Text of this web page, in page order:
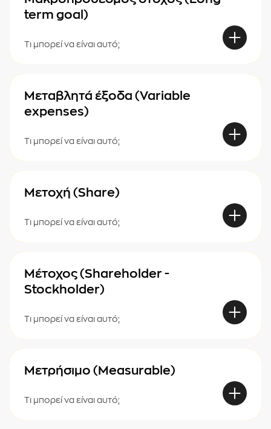
term goal)
Τι μπορεί να είναι αυτό;
Μεταβλητά έξοδα (Variable
expenses)
Τι μπορεί να είναι αυτό;
Μετοχή (Share)
Τι μπορεί να είναι αυτό;
Μέτοχος (Shareholder -
Stockholder)
Τι μπορεί να είναι αυτό;
Μετρήσιμο (Measurable)
Τι μπορεί να είναι αυτό;